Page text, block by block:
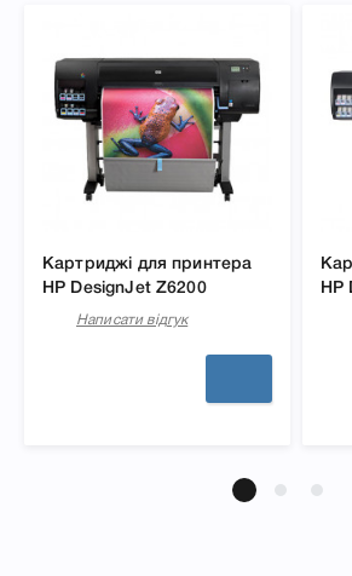
Картриджі для принтера
HP DesignJet Z6200
Написати відгук
HP